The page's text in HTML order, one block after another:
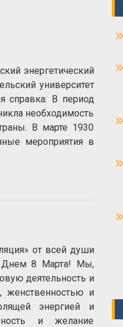
энергетический
университет
справка: В период
необходимость
В марте 1930
мероприятия в
от всей души
Днем 8 Марта! Мы,
деятельность и
женственностью и
энергией и
и желание